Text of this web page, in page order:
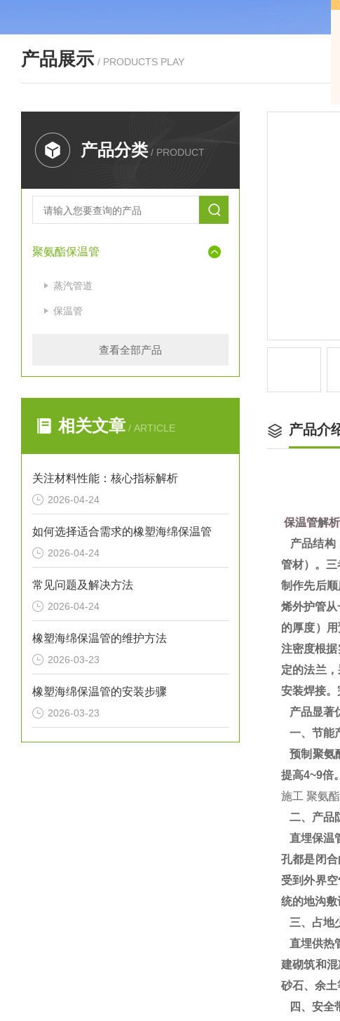
产品展示 / PRODUCTS PLAY
产品分类 / PRODUCT
聚氨酯保温管
蒸汽管道
保温管
查看全部产品
相关文章 / ARTICLE
关注材料性能：核心指标解析
2026-04-24
如何选择适合需求的橡塑海绵保温管
2026-04-24
常见问题及解决方法
2026-04-24
橡塑海绵保温管的维护方法
2026-03-23
橡塑海绵保温管的安装步骤
2026-03-23
产品介
保温管解析
产品结构
管材）。三
制作先后
烯外护管
的厚度）
注密度根
定的法兰
安装焊接。
产品显著
一、节能
预制聚氨
提高4~9倍
施工 聚氨
二、产品
直埋保温
孔都是闭
受到外界
统的地沟
三、占地
直埋供热
建砌筑和
砂石、余土
四、安全